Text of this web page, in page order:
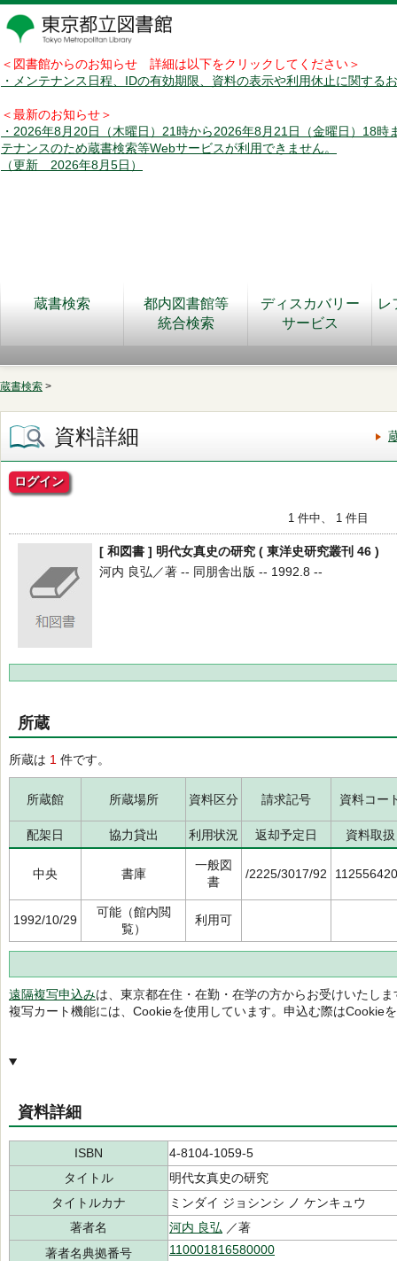
＜図書館からのお知らせ 詳細は以下をクリックしてください＞
・メンテナンス日程、IDの有効期限、資料の表示や利用休止に関する
＜最新のお知らせ＞
・2026年8月20日（木曜日）21時から2026年8月21日（金曜日）18時
テナンスのため蔵書検索等Webサービスが利用できません。
（更新 2026年8月5日）
蔵書検索
都内図書館等
統合検索
ディスカバリー
サービス
レ
蔵書検索 >
資料詳細
ログイン
1 件中、 1 件目
[ 和図書 ] 明代女真史の研究 ( 東洋史研究叢刊 46 )
河内 良弘／著 -- 同朋舎出版 -- 1992.8 --
所蔵
所蔵は 1 件です。
所蔵館 所蔵場所 資料区分 請求記号 資料コー
配架日 協力貸出 利用状況 返却予定日 資料取扱
中央 書庫
一般図
書
/2225/3017/92
1992/10/29
可能（館内閲
覧）
利用可
遠隔複写申込みは、東京都在住・在勤・在学の方からお受けいたしま
複写カート機能には、Cookieを使用しています。申込む際はCookie
資料詳細
ISBN
4-8104-1059-5
タイトル
明代女真史の研究
タイトルカナ
ミンダイ ジョシンシ ノ ケンキュウ
著者名
河内 良弘 ／著
著者名典拠番号
110001816580000